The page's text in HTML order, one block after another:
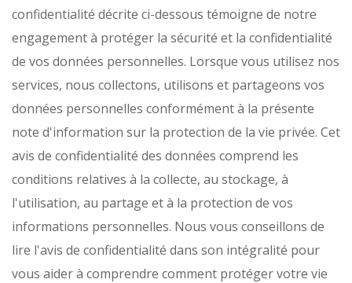
confidentialité décrite ci-dessous témoigne de notre
engagement à protéger la sécurité et la confidentialité
de vos données personnelles. Lorsque vous utilisez nos
services, nous collectons, utilisons et partageons vos
données personnelles conformément à la présente
note d'information sur la protection de la vie privée. Cet
avis de confidentialité des données comprend les
conditions relatives à la collecte, au stockage, à
l'utilisation, au partage et à la protection de vos
informations personnelles. Nous vous conseillons de
lire l'avis de confidentialité dans son intégralité pour
vous aider à comprendre comment protéger votre vie